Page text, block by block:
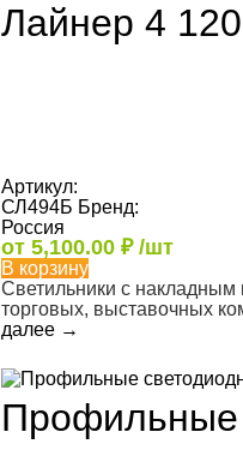
Лайнер 4
Артикул:
СЛ494Б Бренд:
Россия
от 5,100.00 ₽/шт
В корзину
Светильники с
торговых, выставочных
далее →
Профильные